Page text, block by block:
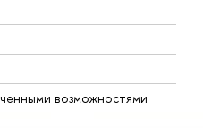
возможностями